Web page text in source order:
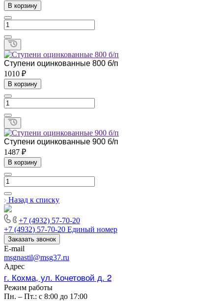
В корзину
Ступени оцинкованные 800 б/п
1010 ₽
В корзину
Ступени оцинкованные 900 б/п
1487 ₽
В корзину
Назад к списку
+7 (4932) 57-70-20
+7 (4932) 57-70-20 Единый номер
Заказать звонок
E-mail
msgnastil@msg37.ru
Адрес
г. Кохма, ул. Кочетовой д. 2
Режим работы
Пн. – Пт.: с 8:00 до 17:00